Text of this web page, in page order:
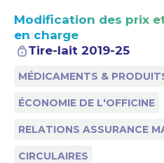
Modification des prix
en charge
Tire-lait 2019-25
MÉDICAMENTS &
ÉCONOMIE DE L'OFFICINE
RELATIONS ASSURANCE
CIRCULAIRES